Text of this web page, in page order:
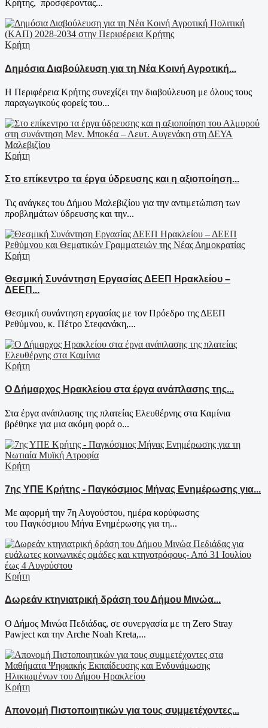
Κρήτης, προσφέροντας...
Κρήτη
Δημόσια Διαβούλευση για τη Νέα Κοινή Αγροτική...
Η Περιφέρεια Κρήτης συνεχίζει την διαβούλευση με όλους τους
παραγωγικούς φορείς του...
Κρήτη
Στο επίκεντρο τα έργα ύδρευσης και η αξιοποίηση...
Τις ανάγκες του Δήμου Μαλεβιζίου για την αντιμετώπιση των
προβλημάτων ύδρευσης και την...
Κρήτη
Θεσμική Συνάντηση Εργασίας ΔΕΕΠ Ηρακλείου –
ΔΕΕΠ...
Θεσμική συνάντηση εργασίας με τον Πρόεδρο της ΔΕΕΠ
Ρεθύμνου, κ. Πέτρο Στεφανάκη,...
Κρήτη
Ο Δήμαρχος Ηρακλείου στα έργα ανάπλασης της...
Στα έργα ανάπλασης της πλατείας Ελευθέρνης στα Καμίνια
βρέθηκε για μια ακόμη φορά ο...
Κρήτη
7ης ΥΠΕ Κρήτης - Παγκόσμιος Μήνας Ενημέρωσης για...
Με αφορμή την 7η Αυγούστου, ημέρα κορύφωσης
του Παγκόσμιου Μήνα Ενημέρωσης για τη...
Κρήτη
Δωρεάν κτηνιατρική δράση του Δήμου Μινώα...
Ο Δήμος Μινώα Πεδιάδας, σε συνεργασία με τη Zero Stray
Pawject και την Arche Noah Kreta,...
Κρήτη
Απονομή Πιστοποιητικών για τους συμμετέχοντες...